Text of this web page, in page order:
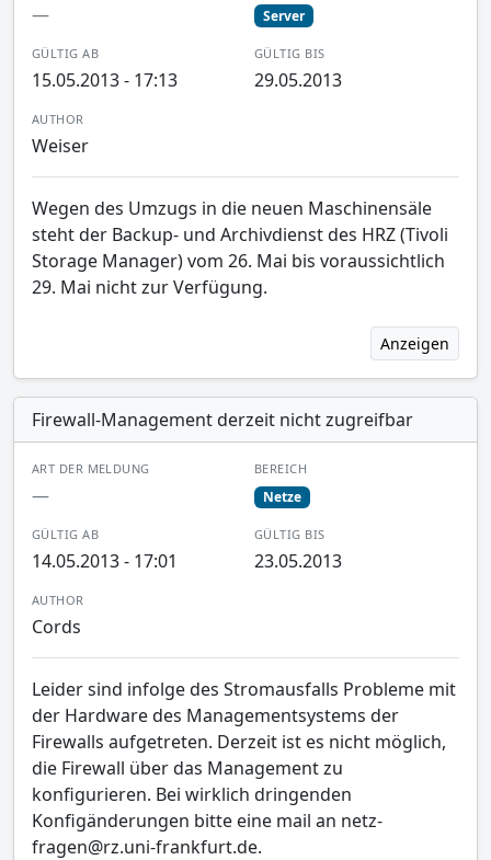
— Server
GÜLTIG AB
15.05.2013 - 17:13
GÜLTIG BIS
29.05.2013
AUTHOR
Weiser
Wegen des Umzugs in die neuen Maschinensäle
steht der Backup- und Archivdienst des HRZ (Tivoli
Storage Manager) vom 26. Mai bis voraussichtlich
29. Mai nicht zur Verfügung.
Anzeigen
Firewall-Management derzeit nicht zugreifbar
ART DER MELDUNG
—
BEREICH
Netze
GÜLTIG AB
14.05.2013 - 17:01
GÜLTIG BIS
23.05.2013
AUTHOR
Cords
Leider sind infolge des Stromausfalls Probleme mit
der Hardware des Managementsystems der
Firewalls aufgetreten. Derzeit ist es nicht möglich,
die Firewall über das Management zu
konfigurieren. Bei wirklich dringenden
Konfigänderungen bitte eine mail an netz-
fragen@rz.uni-frankfurt.de.